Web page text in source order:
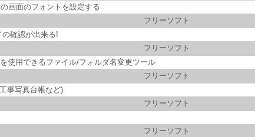
画面のフォントを設定する
フリーソフト
確認が出来る!
フリーソフト
使用できるファイル/フォルダ名変更ツール
フリーソフト
事写真台帳など)
フリーソフト
フリーソフト